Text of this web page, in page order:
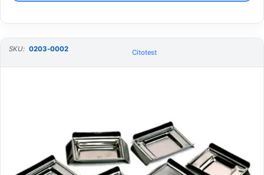
SKU: 0203-0002 Citotest